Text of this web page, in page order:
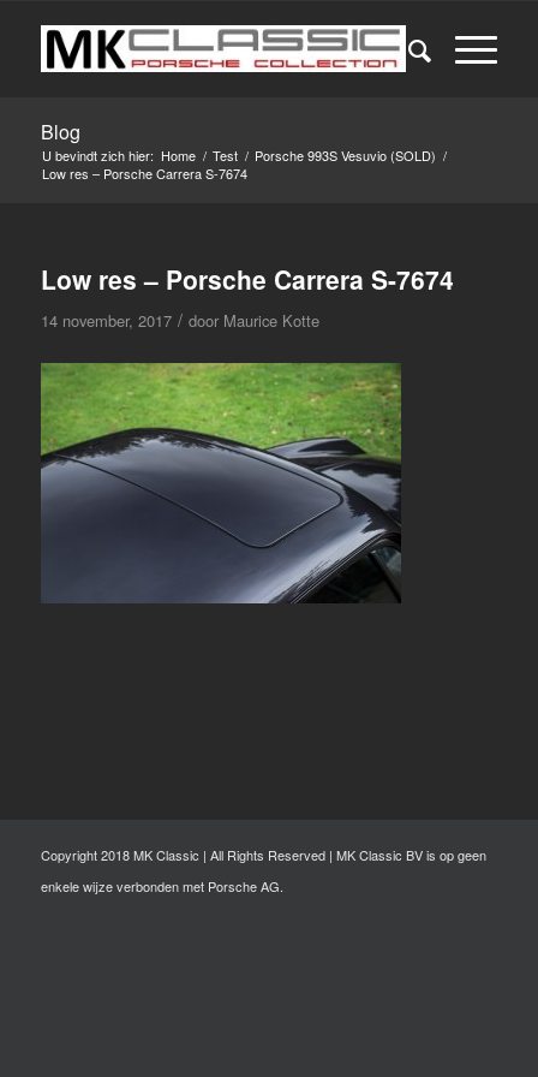
Blog
U bevindt zich hier: Home / Test / Porsche 993S Vesuvio (SOLD) /
Low res – Porsche Carrera S-7674
Low res – Porsche Carrera S-7674
14 november, 2017 / door Maurice Kotte
Copyright 2018 MK Classic | All Rights Reserved | MK Classic BV is op geen
enkele wijze verbonden met Porsche AG.